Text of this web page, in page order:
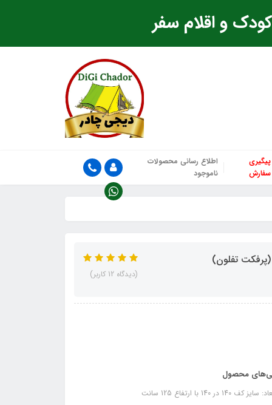
و اقلام سفر
پیگیری
سفارش
اطلاع رسانی محصولات
ناموجود
تفلون)
(دیدگاه 12 کاربر)
محصول
سایز کف 140 در 140 با ارتفاع 125 سانت